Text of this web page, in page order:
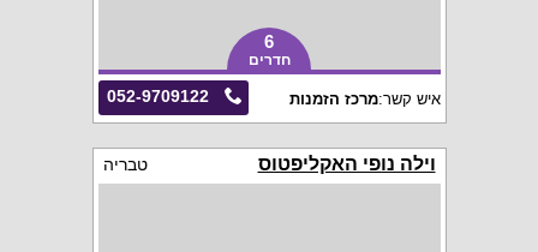
6
חדרים
052-9709122 איש קשר:מרכז הזמנות
וילה נופי האקליפטוס טבריה